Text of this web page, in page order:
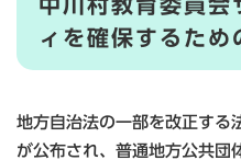
中川村教育委員会
ィを確保するた
地方自治法の一部を改正する
が公布され、普通地方公共団